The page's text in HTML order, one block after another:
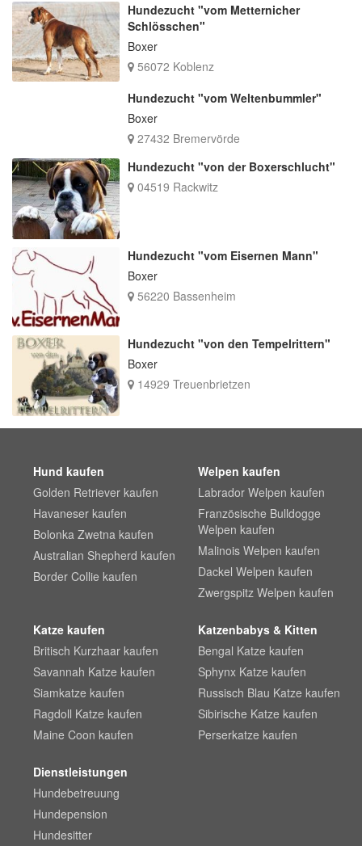
Hundezucht "vom Metternicher
Schlösschen"
Boxer
56072 Koblenz
Hundezucht "vom Weltenbummler"
Boxer
27432 Bremervörde
Hundezucht "von der Boxerschlucht"
04519 Rackwitz
Hundezucht "vom Eisernen Mann"
Boxer
56220 Bassenheim
Hundezucht "von den Tempelrittern"
Boxer
14929 Treuenbrietzen
Hund kaufen
Golden Retriever kaufen
Havaneser kaufen
Bolonka Zwetna kaufen
Australian Shepherd kaufen
Border Collie kaufen
Welpen kaufen
Labrador Welpen kaufen
Französische Bulldogge
Welpen kaufen
Malinois Welpen kaufen
Dackel Welpen kaufen
Zwergspitz Welpen kaufen
Katze kaufen
Britisch Kurzhaar kaufen
Savannah Katze kaufen
Siamkatze kaufen
Ragdoll Katze kaufen
Maine Coon kaufen
Katzenbabys & Kitten
Bengal Katze kaufen
Sphynx Katze kaufen
Russisch Blau Katze kaufen
Sibirische Katze kaufen
Perserkatze kaufen
Dienstleistungen
Hundebetreuung
Hundepension
Hundesitter